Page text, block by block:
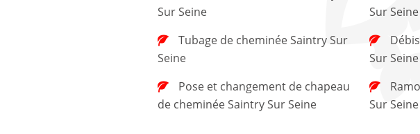
Sur Seine
Seine
de cheminée Saintry Sur Seine
Sur Seine
Sur Seine
Sur Seine